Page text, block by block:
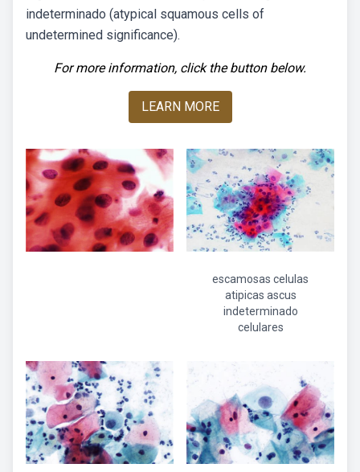
indeterminado (atypical squamous cells of
undetermined significance).
For more information, click the button below.
LEARN MORE
escamosas celulas
atipicas ascus
indeterminado
celulares